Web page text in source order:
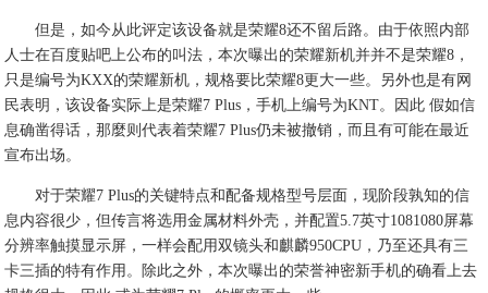
但是，如今从此评定该设备就是荣耀8还不留后路。由于依照内部
人士在百度贴吧上公布的叫法，本次曝出的荣耀新机并并不是荣耀8，
只是编号为KXX的荣耀新机，规格要比荣耀8更大一些。另外也是有网
民表明，该设备实际上是荣耀7 Plus，手机上编号为KNT。因此 假如信
息确凿得话，那麼则代表着荣耀7 Plus仍未被撤销，而且有可能在最近
宣布出场。
对于荣耀7 Plus的关键特点和配备规格型号层面，现阶段孰知的信
息内容很少，但传言将选用金属材料外壳，并配置5.7英寸1081080屏幕
分辨率触摸显示屏，一样会配用双镜头和麒麟950CPU，乃至还具有三
卡三插的特有作用。除此之外，本次曝出的荣誉神密新手机的确看上去